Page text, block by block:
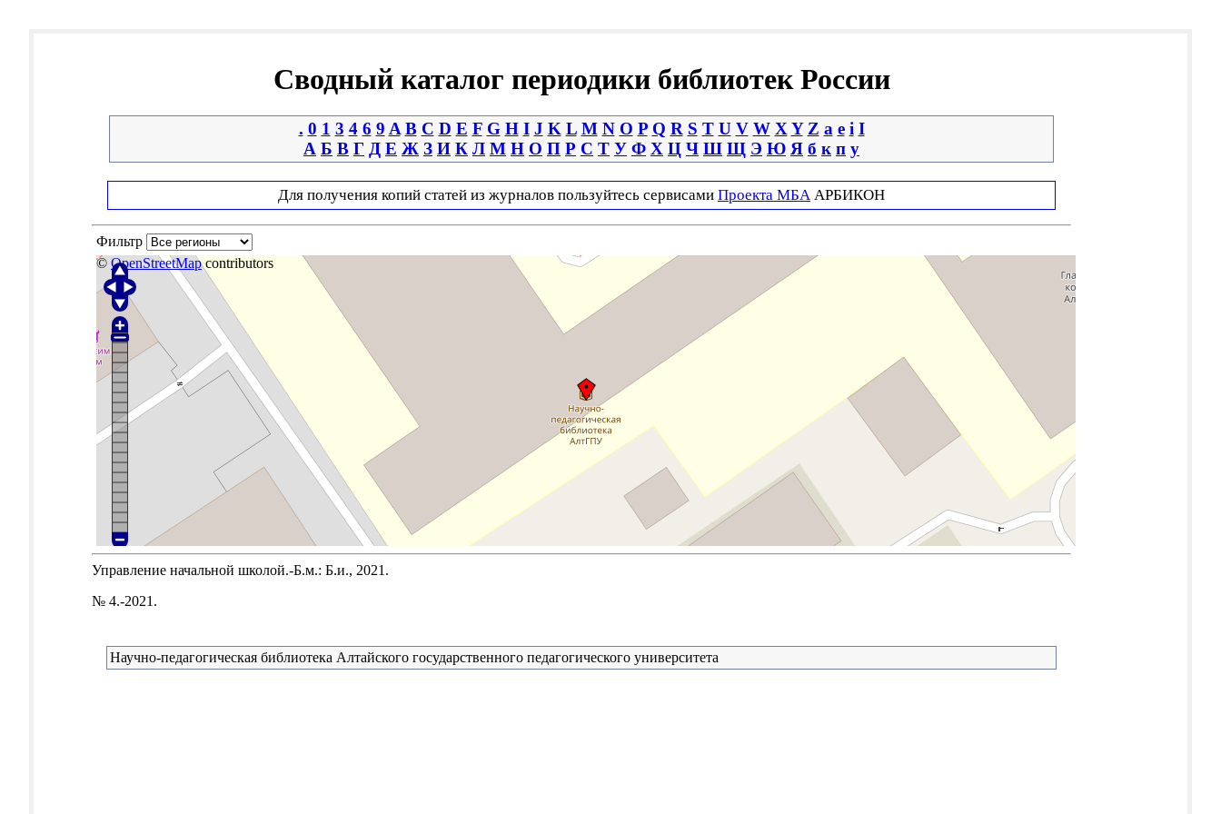
Сводный каталог периодики библиотек России
. 0 1 3 4 6 9 A B C D E F G H I J K L M N O P Q R S T U V W X Y Z a e i І
А Б В Г Д Е Ж З И К Л М Н О П Р С Т У Ф Х Ц Ч Ш Щ Э Ю Я б к п у
Для получения копий статей из журналов пользуйтесь сервисами Проекта МБА АРБИКОН
Фильтр
© OpenStreetMapcontributors
Управление начальной школой.-Б.м.: Б.и., 2021.
№ 4.-2021.
Научно-педагогическая библиотека Алтайского государственного педагогического университета